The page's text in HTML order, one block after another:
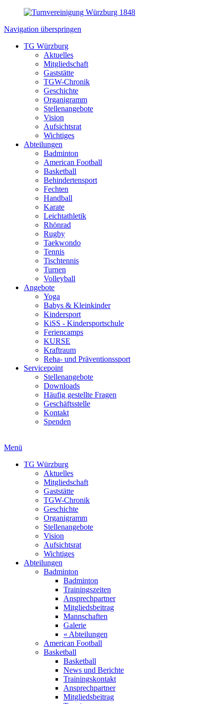
Navigation überspringen
TG Würzburg
Aktuelles
Mitgliedschaft
Gaststätte
TGW-Chronik
Geschichte
Organigramm
Stellenangebote
Vision
Aufsichtsrat
Wichtiges
Abteilungen
Badminton
American Football
Basketball
Behindertensport
Fechten
Handball
Karate
Leichtathletik
Rhönrad
Rugby
Taekwondo
Tennis
Tischtennis
Turnen
Volleyball
Angebote
Yoga
Babys & Kleinkinder
Kindersport
KiSS - Kindersportschule
Feriencamps
KURSE
Kraftraum
Reha- und Präventionssport
Servicepoint
Stellenangebote
Downloads
Häufig gestellte Fragen
Geschäftsstelle
Kontakt
Spenden
Menü
TG Würzburg
Aktuelles
Mitgliedschaft
Gaststätte
TGW-Chronik
Geschichte
Organigramm
Stellenangebote
Vision
Aufsichtsrat
Wichtiges
Abteilungen
Badminton
Badminton
Trainingszeiten
Ansprechpartner
Mitgliedsbeitrag
Mannschaften
Galerie
« Abteilungen
American Football
Basketball
Basketball
News und Berichte
Trainingskontakt
Ansprechpartner
Mitgliedsbeitrag